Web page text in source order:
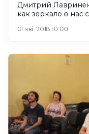
Дмитрий
как зеркало о нас
01 кві. 2018 10:00